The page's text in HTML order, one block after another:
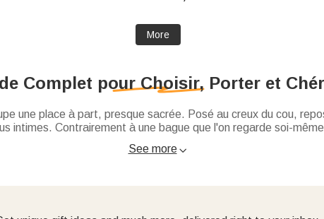
More
Complet pour Choisir, Porter et
une place à part, presque sacrée. Posé au creux du cou,
intimes. Contrairement à une bague que l'on regarde soi-
l'on sent contre sa peau.
familiales les plus anciennes, le collier a toujours servi à
de porter du métal et des pierres, mais de porter vos
See more